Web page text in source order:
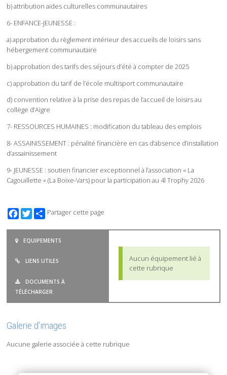
b) attribution aides culturelles communautaires
6- ENFANCE-JEUNESSE :
a) approbation du règlement intérieur des accueils de loisirs sans
hébergement communautaire
b) approbation des tarifs des séjours d’été à compter de 2025
c) approbation du tarif de l’école multisport communautaire
d) convention relative à la prise des repas de l’accueil de loisirs au
collège d’Aigre
7- RESSOURCES HUMAINES : modification du tableau des emplois
8- ASSAINISSEMENT : pénalité financière en cas d’absence d’installation
d’assainissement
9- JEUNESSE : soutien financier exceptionnel à l’association « La
Cagouillette » (La Boixe-Vars) pour la participation au 4l Trophy 2026
FacebookTwitterPartager cette page
EQUIPEMENTS
LIENS UTILES
DOCUMENTS À
TÉLÉCHARGER
Aucun équipement lié à
cette rubrique
Galerie d'images
Aucune galerie associée à cette rubrique